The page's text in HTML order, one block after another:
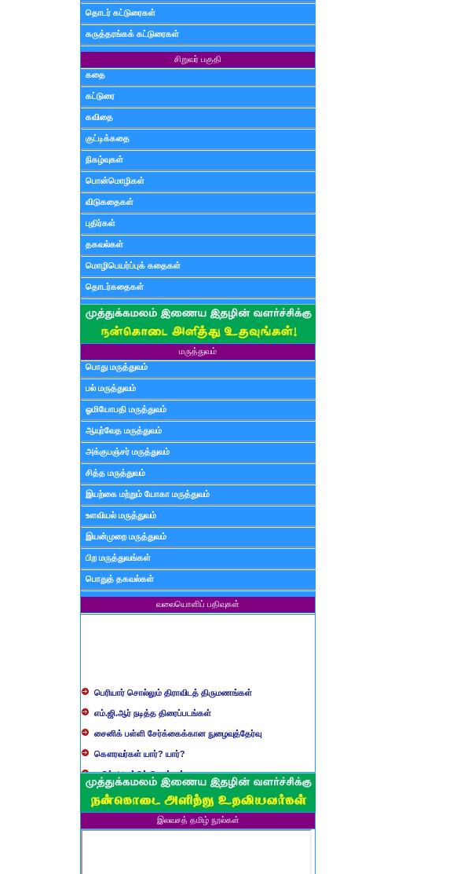
தொடர் கட்டுரைகள்
கருத்தரங்கக் கட்டுரைகள்
சிறுவர் பகுதி
கதை
கட்டுரை
கவிதை
குட்டிக்கதை
நிகழ்வுகள்
பொன்மொழிகள்
விடுகதைகள்
புதிர்கள்
தகவல்கள்
மொழிபெயர்ப்புக் கதைகள்
தொடர்கதைகள்
மருத்துவம்
பொது மருத்துவம்
பல் மருத்துவம்
ஓமியோபதி மருத்துவம்
ஆயுர்வேத மருத்துவம்
அக்குபஞ்சர் மருத்துவம்
சித்த மருத்துவம்
இயற்கை மற்றும் யோகா மருத்துவம்
உளவியல் மருத்துவம்
இயன்முறை மருத்துவம்
பிற மருத்துவங்கள்
பொதுத் தகவல்கள்
வலையொளிப் பதிவுகள்
எம்.ஜி.ஆர் நடித்த திரைப்படங்கள்
சைனிக் பள்ளி சேர்க்கைக்கான நுழைவுத்தேர்வு
கௌரவர்கள் யார்? யார்?
தமிழ் ஆண்டுப் பெயர்கள்
பிள்ளையார் சுழி வந்தது எப்படி?
வருவது போவது, வந்தால் போகாது, போனால் வராது...?
பண்டைய படைப் பெயர்கள்இலவசத் தமிழ் நூல்கள்